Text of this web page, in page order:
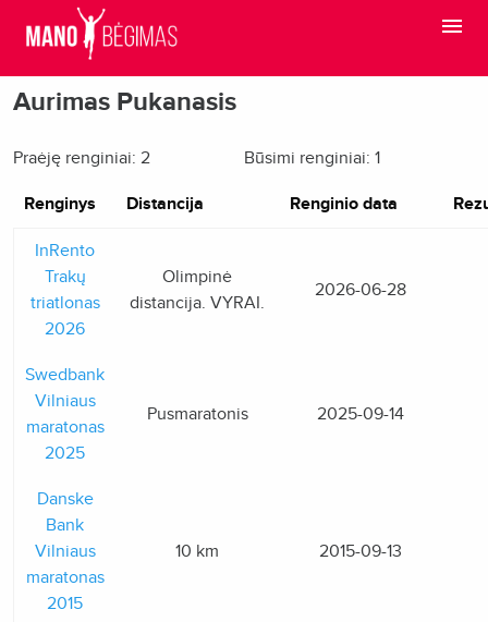
Aurimas Pukanasis
Praėję renginiai: 2 Būsimi renginiai: 1
Renginys Distancija Renginio data
InRento
Trakų
triatlonas
2026
Olimpinė
distancija. VYRAI.
2026-06-28
Swedbank
Vilniaus
maratonas
2025
Pusmaratonis 2025-09-14
Danske
Bank
Vilniaus
maratonas
2015
10 km 2015-09-13